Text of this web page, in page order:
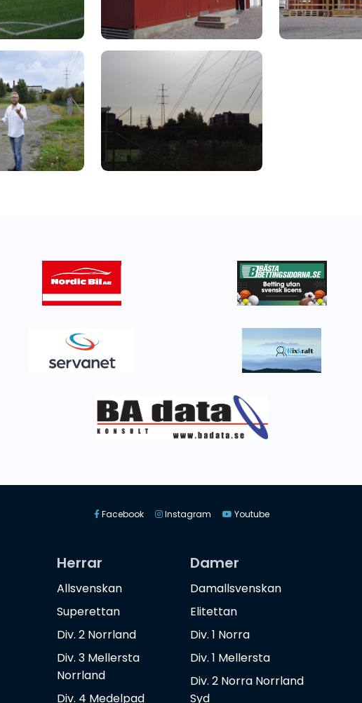
Facebook Instagram Youtube
Herrar
Allsvenskan
Superettan
Div. 2 Norrland
Div. 3 Mellersta
Norrland
Div. 4 Medelpad
Damer
Damallsvenskan
Elitettan
Div. 1 Norra
Div. 1 Mellersta
Div. 2 Norra Norrland
Syd